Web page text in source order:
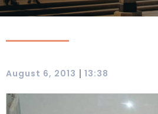
August 6, 2013 | 13:38